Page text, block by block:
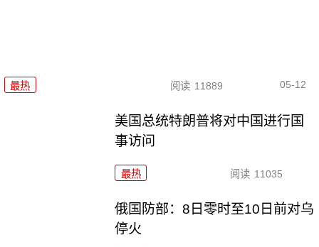
最热 阅读 11889 05-12
美国总统特朗普将对中国进行国
事访问
最热 阅读 11035
俄国防部：8日零时至10日前对乌
停火